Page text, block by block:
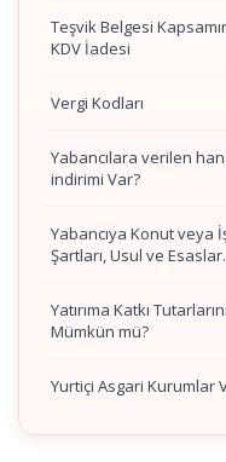
Teşvik Belgesi
KDV İadesi
Vergi Kodları
Yabancılara verilen
indirimi Var?
Yabancıya Konut veya
Şartları, Usul ve
Yatırıma Katkı
Mümkün mü?
Yurtiçi Asgari Kurumlar